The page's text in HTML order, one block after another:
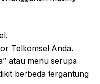
Telkomsel Anda.
atau menu serupa
berbeda tergantung